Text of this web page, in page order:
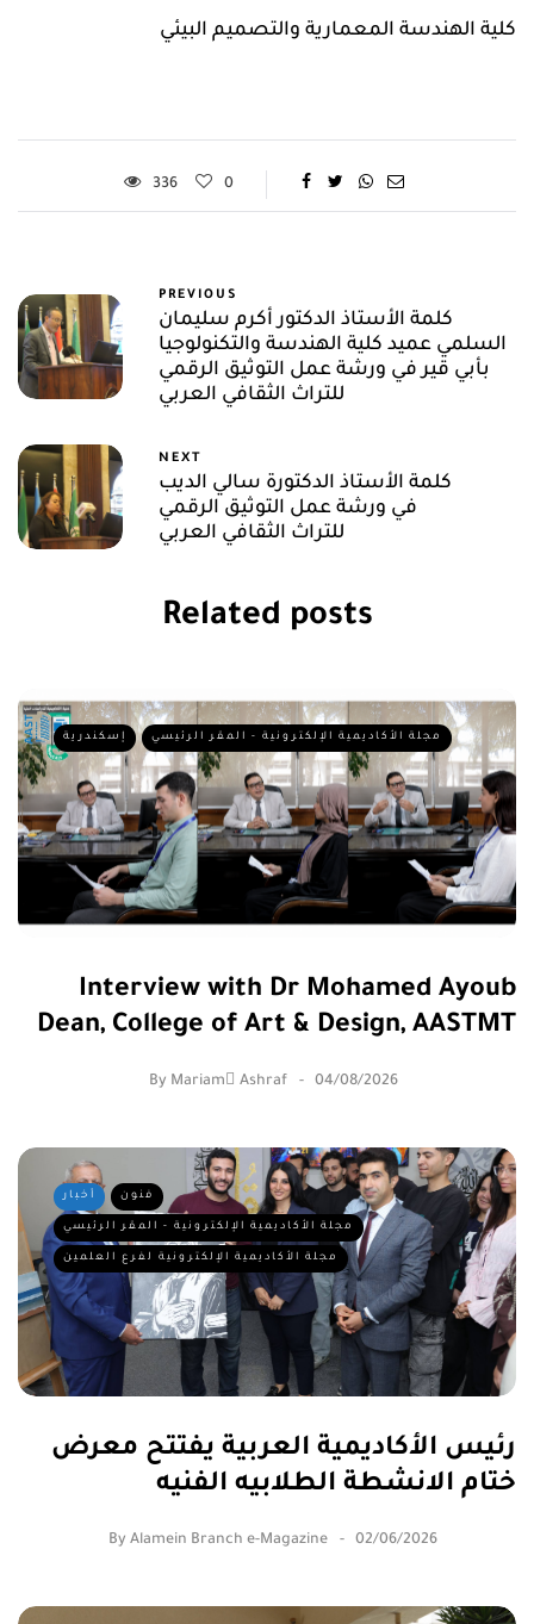
كلية الهندسة المعمارية والتصميم البيئي
336 0
PREVIOUS
كلمة الأستاذ الدكتور أكرم سليمان
السلمي عميد كلية الهندسة والتكنولوجيا
بأبي قير في ورشة عمل التوثيق الرقمي
للتراث الثقافي العربي
NEXT
كلمة الأستاذ الدكتورة سالي الديب
في ورشة عمل التوثيق الرقمي
للتراث الثقافي العربي
Related posts
إسكندرية مجلة الأكاديمية الإلكترونية - المقر الرئيسي
Interview with Dr Mohamed Ayoub
Dean, College of Art & Design, AASTMT
By Mariam ِAshraf 04/08/2026
أخبار فنون
مجلة الأكاديمية الإلكترونية - المقر الرئيسي
مجلة الأكاديمية الإلكترونية لفرع العلمين
رئيس الأكاديمية العربية يفتتح معرض
ختام الانشطة الطلابيه الفنيه
By Alamein Branch e-Magazine 02/06/2026